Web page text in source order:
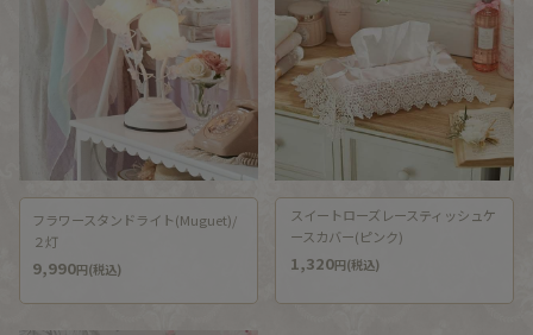
フラワースタンドライト(Muguet)/
２灯
9,990円(税込)
スイートローズレースティッシュケ
ースカバー(ピンク)
1,320円(税込)